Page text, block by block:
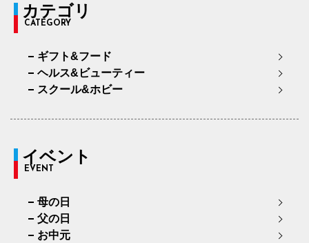
カテゴリ
CATEGORY
ギフト&フード
ヘルス&ビューティー
スクール&ホビー
イベント
EVENT
母の日
父の日
お中元